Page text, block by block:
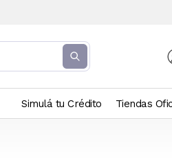
Simulá tu Crédito Tiendas